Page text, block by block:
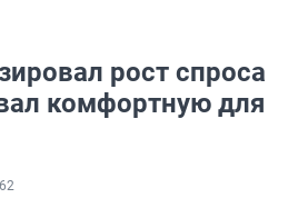
рост спроса
комфортную для